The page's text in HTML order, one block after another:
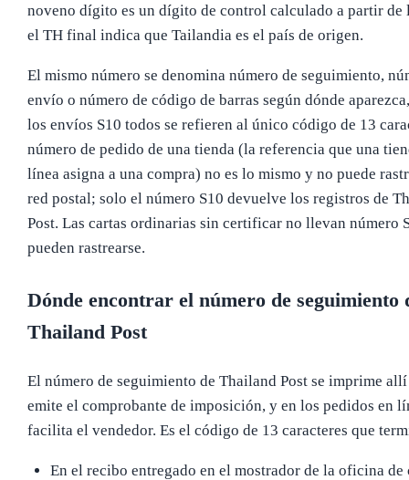
noveno dígito es un dígito de control calculado a partir de
el TH final indica que Tailandia es el país de origen.
El mismo número se denomina número de seguimiento,
envío o número de código de barras según dónde
los envíos S10 todos se refieren al único código de 13
número de pedido de una tienda (la referencia que una
línea asigna a una compra) no es lo mismo y no puede
red postal; solo el número S10 devuelve los registros de
Post. Las cartas ordinarias sin certificar no llevan número
pueden rastrearse.
Dónde encontrar el número de seguimiento
Thailand Post
El número de seguimiento de Thailand Post se imprime allí
emite el comprobante de imposición, y en los pedidos en
facilita el vendedor. Es el código de 13 caracteres que
En el recibo entregado en el mostrador de la oficina de